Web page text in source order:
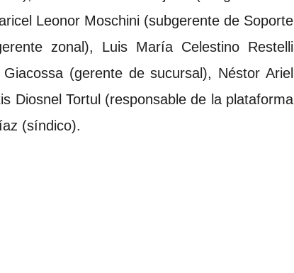
Leonor Moschini (subgerente de Soporte
zonal), Luis María Celestino Restelli
(gerente de sucursal), Néstor Ariel
Diosnel Tortul (responsable de la plataforma
(síndico).